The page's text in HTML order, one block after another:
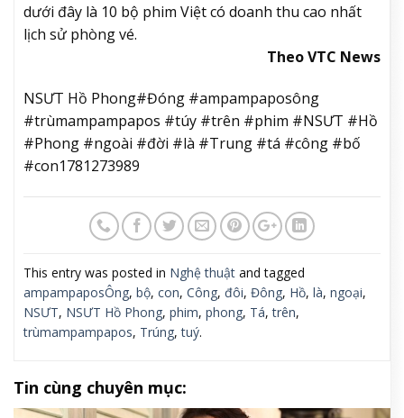
dưới đây là 10 bộ phim Việt có doanh thu cao nhất
lịch sử phòng vé.
Theo VTC News
NSƯT Hồ Phong#Đóng #ampampaposông
#trùmampampapos #túy #trên #phim #NSƯT #Hồ
#Phong #ngoài #đời #là #Trung #tá #công #bố
#con1781273989
This entry was posted in Nghệ thuật and tagged
ampampaposÔng, bộ, con, Công, đôi, Đông, Hồ, là, ngoại,
NSƯT, NSƯT Hồ Phong, phim, phong, Tá,trên,
trùmampampapos, Trúng,tuý.
Tin cùng chuyên mục: